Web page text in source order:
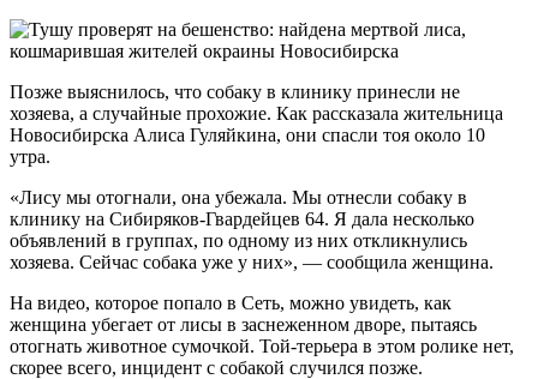
Позже выяснилось, что собаку в клинику принесли не
хозяева, а случайные прохожие. Как рассказала жительница
Новосибирска Алиса Гуляйкина, они спасли тоя около 10
утра.
«Лису мы отогнали, она убежала. Мы отнесли собаку в
клинику на Сибиряков-Гвардейцев 64. Я дала несколько
объявлений в группах, по одному из них откликнулись
хозяева. Сейчас собака уже у них», — сообщила женщина.
На видео, которое попало в Сеть, можно увидеть, как
женщина убегает от лисы в заснеженном дворе, пытаясь
отогнать животное сумочкой. Той-терьера в этом ролике нет,
скорее всего, инцидент с собакой случился позже.